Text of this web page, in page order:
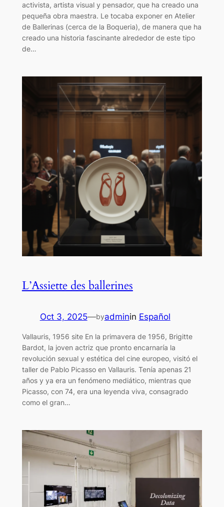
activista, artista visual y pensador, que ha creado una
pequeña obra maestra. Le tocaba exponer en Atelier
de Ballerinas (cerca de la Boqueria), de manera que ha
creado una historia fascinante alrededor de este tipo
de…
L’Assiette des ballerines
Oct 3, 2025—byadminin Español
Vallauris, 1956 site En la primavera de 1956, Brigitte
Bardot, la joven actriz que pronto encarnaría la
revolución sexual y estética del cine europeo, visitó el
taller de Pablo Picasso en Vallauris. Tenía apenas 21
años y ya era un fenómeno mediático, mientras que
Picasso, con 74, era una leyenda viva, consagrado
como el gran…